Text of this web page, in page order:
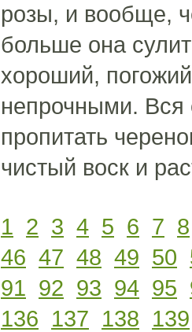
розы, и вообще,
больше она
хороший,
непрочными. Вся
пропитать
чистый воск и
1 2 3 4 5 6 7 8
46 47 48 49 50
91 92 93 94 95
136 137 138 139